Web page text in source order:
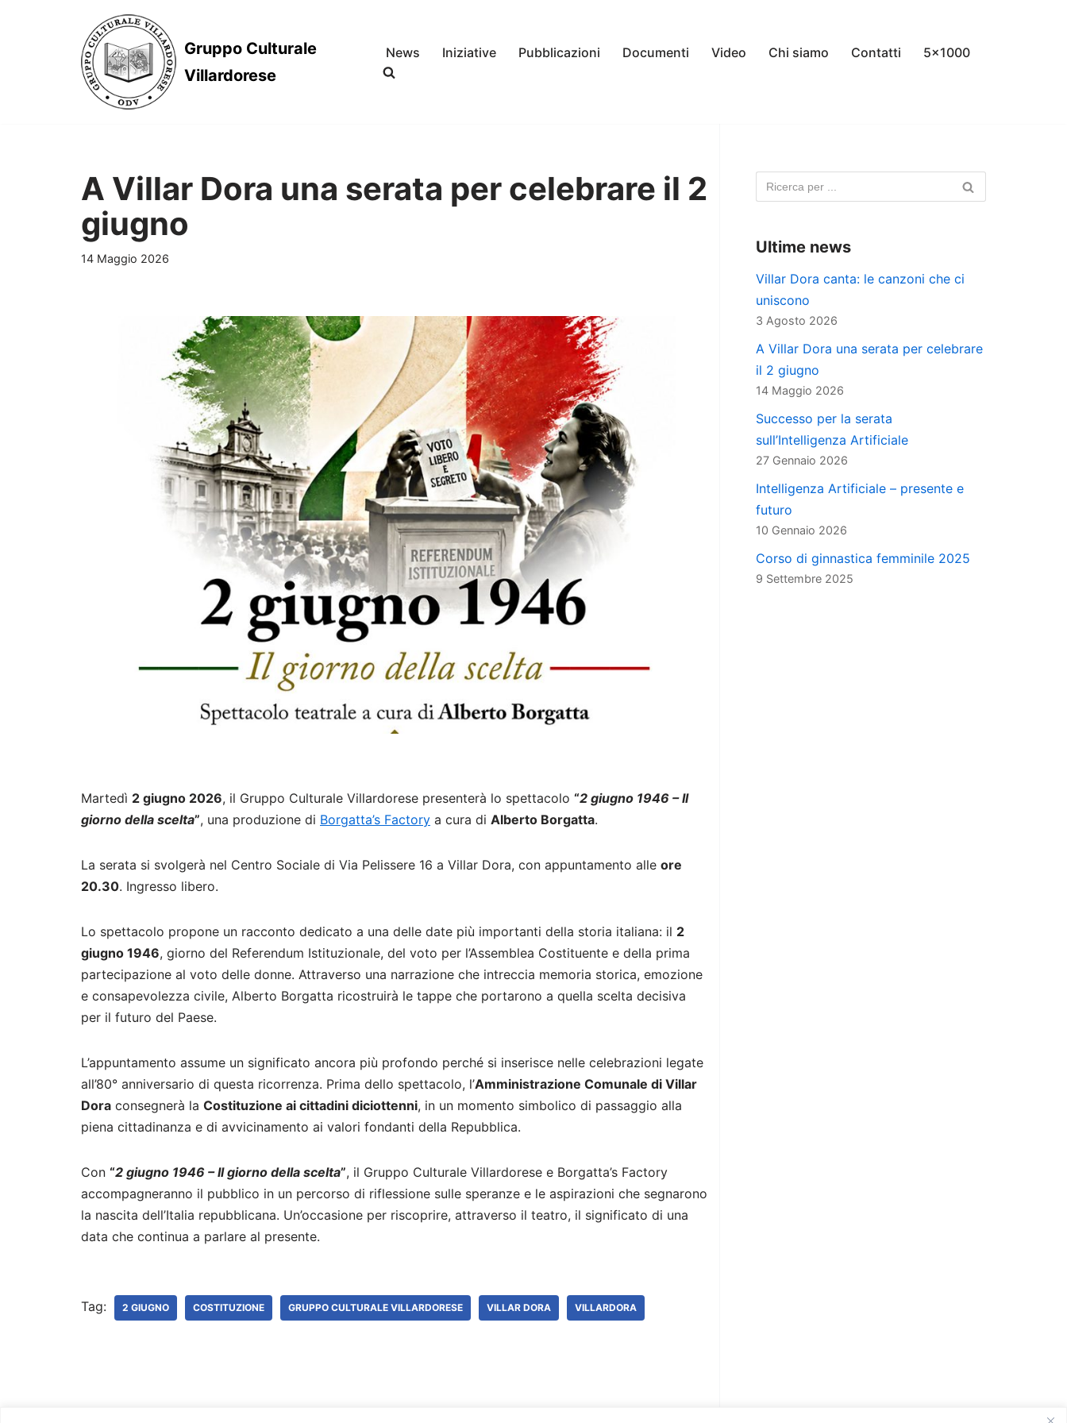
Gruppo Culturale
Villardorese
News Iniziative Pubblicazioni Documenti Video Chi siamo Contatti 5×1000
A Villar Dora una serata per celebrare il 2
giugno
14 Maggio 2026
Martedì 2 giugno 2026, il Gruppo Culturale Villardorese presenterà lo spettacolo “2 giugno 1946 – Il
giorno della scelta”, una produzione di Borgatta’s Factory a cura di Alberto Borgatta.
La serata si svolgerà nel Centro Sociale di Via Pelissere 16 a Villar Dora, con appuntamento alle ore
20.30. Ingresso libero.
Lo spettacolo propone un racconto dedicato a una delle date più importanti della storia italiana: il 2
giugno 1946, giorno del Referendum Istituzionale, del voto per l’Assemblea Costituente e della prima
partecipazione al voto delle donne. Attraverso una narrazione che intreccia memoria storica, emozione
e consapevolezza civile, Alberto Borgatta ricostruirà le tappe che portarono a quella scelta decisiva
per il futuro del Paese.
L’appuntamento assume un significato ancora più profondo perché si inserisce nelle celebrazioni legate
all’80° anniversario di questa ricorrenza. Prima dello spettacolo, l’Amministrazione Comunale di Villar
Dora consegnerà la Costituzione ai cittadini diciottenni, in un momento simbolico di passaggio alla
piena cittadinanza e di avvicinamento ai valori fondanti della Repubblica.
Con “2 giugno 1946 – Il giorno della scelta”, il Gruppo Culturale Villardorese e Borgatta’s Factory
accompagneranno il pubblico in un percorso di riflessione sulle speranze e le aspirazioni che segnarono
la nascita dell’Italia repubblicana. Un’occasione per riscoprire, attraverso il teatro, il significato di una
data che continua a parlare al presente.
Tag: 2 GIUGNO COSTITUZIONE GRUPPO CULTURALE VILLARDORESE VILLAR DORA VILLARDORA
Ultime news
Villar Dora canta: le canzoni che ci
uniscono
3 Agosto 2026
A Villar Dora una serata per celebrare
il 2 giugno
14 Maggio 2026
Successo per la serata
sull’Intelligenza Artificiale
27 Gennaio 2026
Intelligenza Artificiale – presente e
futuro
10 Gennaio 2026
Corso di ginnastica femminile 2025
9 Settembre 2025